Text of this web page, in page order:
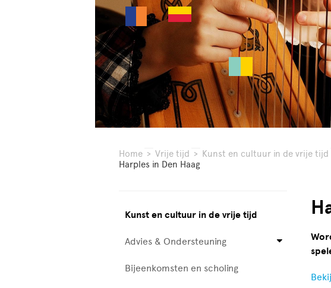
Home > Vrije tijd > Kunst en cultuur in de vrije tijd
Harples in Den Haag
Kunst en cultuur in de vrije tijd
Advies & Ondersteuning
Bijeenkomsten en scholing